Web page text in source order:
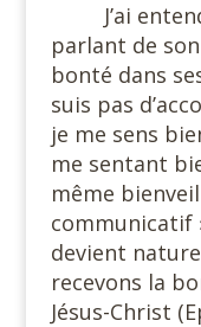
J’ai
parlant de
bonté dans
suis pas
je me sens
me sentant
même
communicatif
devient
recevons la
Jésus-Christ